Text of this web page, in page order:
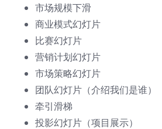
市场规模下滑
商业模式幻灯片
比赛幻灯片
营销计划幻灯片
市场策略幻灯片
团队幻灯片（介绍我们是谁）
牵引滑梯
投影幻灯片（项目展示）